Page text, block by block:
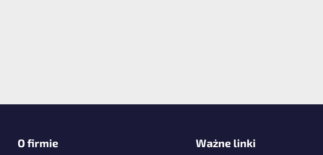
O firmie Ważne linki